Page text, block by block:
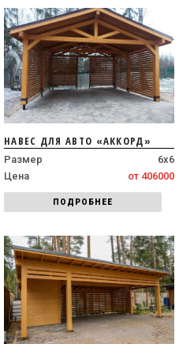
НАВЕС ДЛЯ АВТО «АККОРД»
Размер
6х6
Цена
от 406000
ПОДРОБНЕЕ